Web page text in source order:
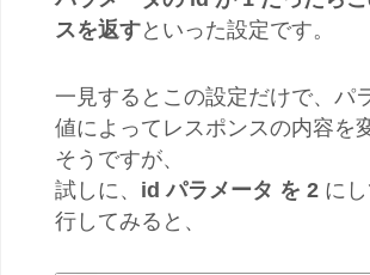
スを返すといった設定です。
一見するとこの設定だけで、パ
値によってレスポンスの内容を
そうですが、
試しに、 id パラメータ を 2 に
行してみると、